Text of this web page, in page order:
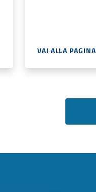
VAI ALLA PAGINA